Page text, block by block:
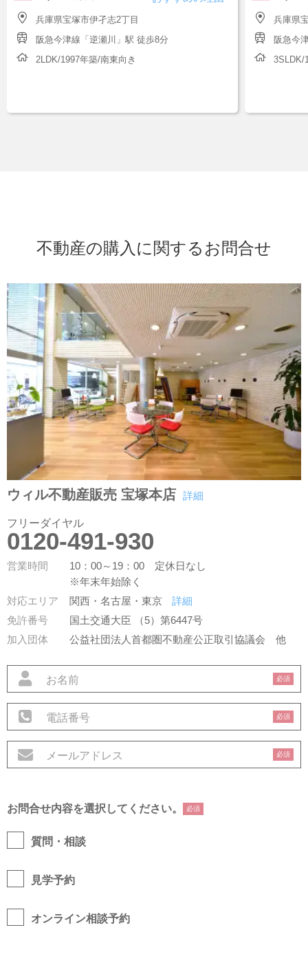
兵庫県宝塚市伊孑志2丁目
阪急今津線「逆瀬川」駅 徒歩8分
2LDK/1997年築/南東向き
兵庫県
阪急今
3SLDK/
不動産の購入に関するお問合せ
ウィル不動産販売 宝塚本店 詳細
フリーダイヤル
0120-491-930
営業時間
10：00～19：00 定休日なし
※年末年始除く
対応エリア
関西・名古屋・東京
詳細
免許番号
国土交通大臣 （5）第6447号
加入団体
公益社団法人首都圏不動産公正取引協議会他
必須
必須
必須
お問合せ内容を選択してください。 必須
質問・相談
見学予約
オンライン相談予約